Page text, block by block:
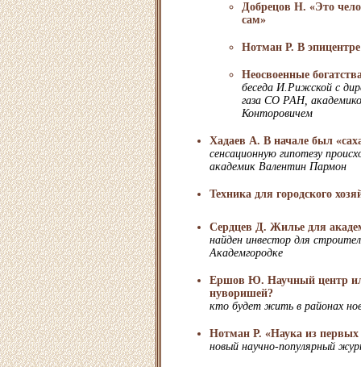
Добрецов Н. «Это
сам»
Нотман Р. В
Неосвоенные
беседа И.Рижской с
газа СО РАН,
Конторовичем
Хадаев А. В начале был
сенсационную гипотезу
академик Валентин Пармон
Техника для городского
Сердцев Д. Жилье для
найден инвестор для
Академгородке
Ершов Ю. Научный центр
нуворишей?
кто будет жить в районах
Нотман Р. «Наука из первых
новый научно-популярный